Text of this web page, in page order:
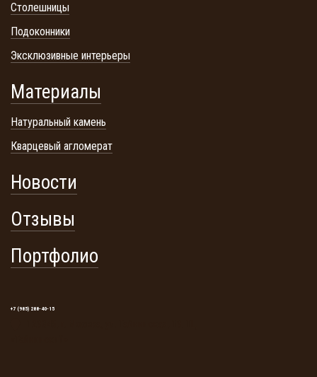
Столешницы
Подоконники
Эксклюзивные интерьеры
Материалы
Натуральный камень
Кварцевый агломерат
Новости
Отзывы
Портфолио
+7 (985) 288-40-15